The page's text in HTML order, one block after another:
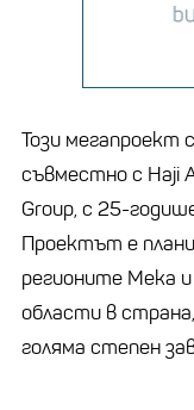
Този мегапроект
съвместно с Haji
Group, с 25-
Проектът е
регионите Мека
области в
голяма степен